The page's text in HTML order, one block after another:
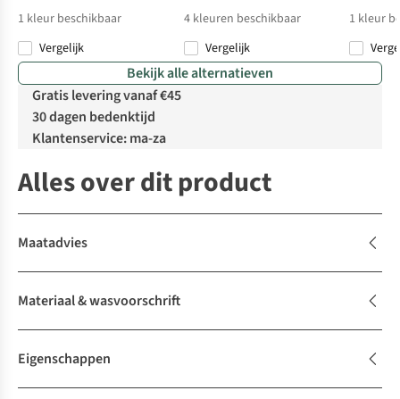
1 kleur beschikbaar
Vergelijk
4 kleuren beschikbaar
Vergelijk
1 kleur
Bekijk alle alternatieven
Gratis levering vanaf €45
30 dagen bedenktijd
Klantenservice: ma-za
Alles over dit product
Maatadvies
Materiaal & wasvoorschrift
Eigenschappen